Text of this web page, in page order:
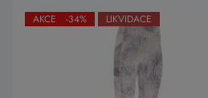
AKCE -34% LIKVIDACE